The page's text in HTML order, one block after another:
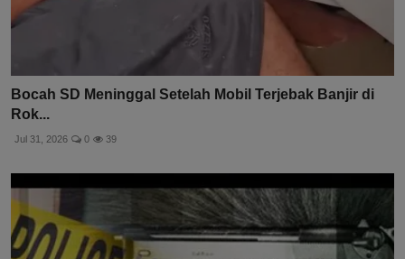
Bocah SD Meninggal Setelah Mobil Terjebak Banjir di
Rok...
Jul 31, 2026 0 39